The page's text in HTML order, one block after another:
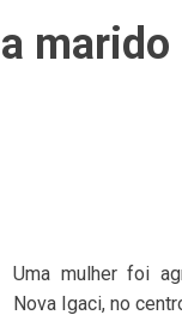
Uma mulher foi
Nova Igaci, no